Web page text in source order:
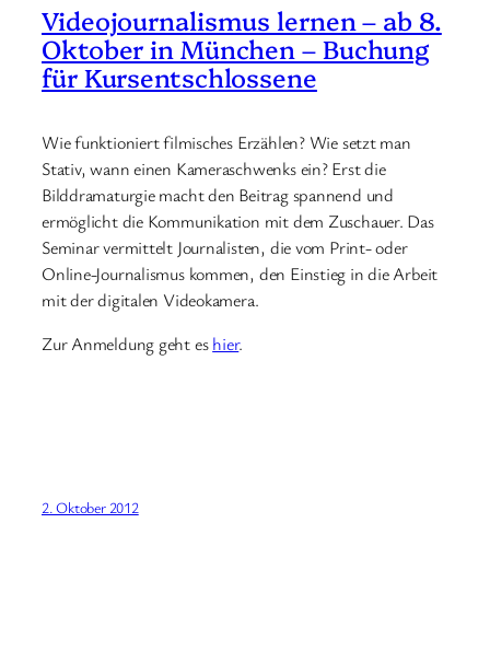
Videojournalismus lernen – ab 8.
Oktober in München – Buchung
für Kursentschlossene
Wie funktioniert filmisches Erzählen? Wie setzt man
Stativ, wann einen Kameraschwenks ein? Erst die
Bilddramaturgie macht den Beitrag spannend und
ermöglicht die Kommunikation mit dem Zuschauer. Das
Seminar vermittelt Journalisten, die vom Print- oder
Online-Journalismus kommen, den Einstieg in die Arbeit
mit der digitalen Videokamera.
Zur Anmeldung geht eshier.
2. Oktober 2012